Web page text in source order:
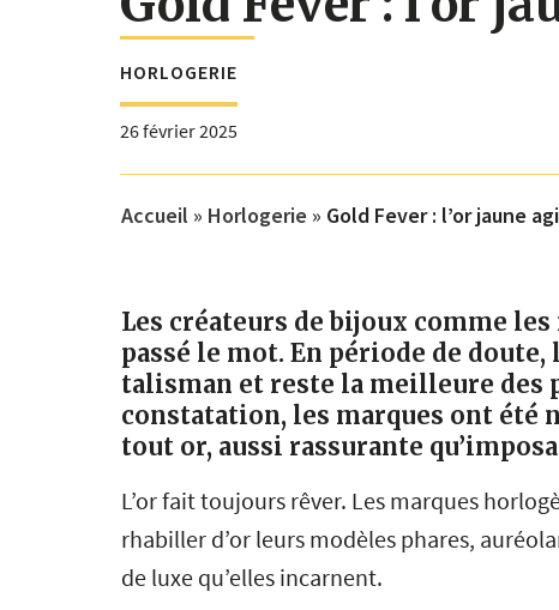
HORLOGERIE
26 février 2025
Accueil » Horlogerie » Gold Fever : l’or jaune
Les créateurs de bijoux comme
passé le mot. En période de
talisman et reste la meilleure des
constatation, les marques ont été
tout or, aussi rassurante
L’or fait toujours rêver. Les marques
rhabiller d’or leurs modèles phares,
de luxe qu’elles incarnent.